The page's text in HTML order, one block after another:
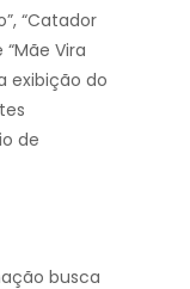
“Catador
“Mãe Vira
exibição do
de
busca